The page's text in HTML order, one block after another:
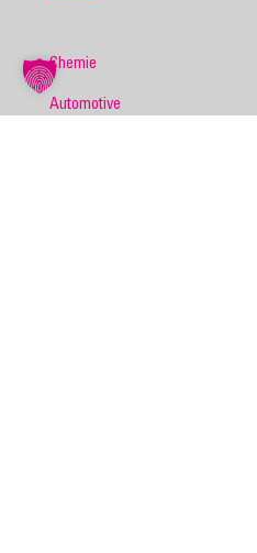
Chemie
Automotive